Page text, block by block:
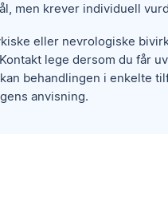
men krever individuell
eller nevrologiske
lege dersom du får
behandlingen i enkelte
anvisning.